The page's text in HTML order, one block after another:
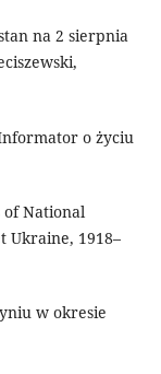
na 2 sierpnia
o życiu
of National
Ukraine, 1918–
w okresie